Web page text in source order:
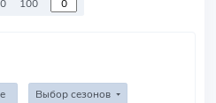
100
Выбор сезонов